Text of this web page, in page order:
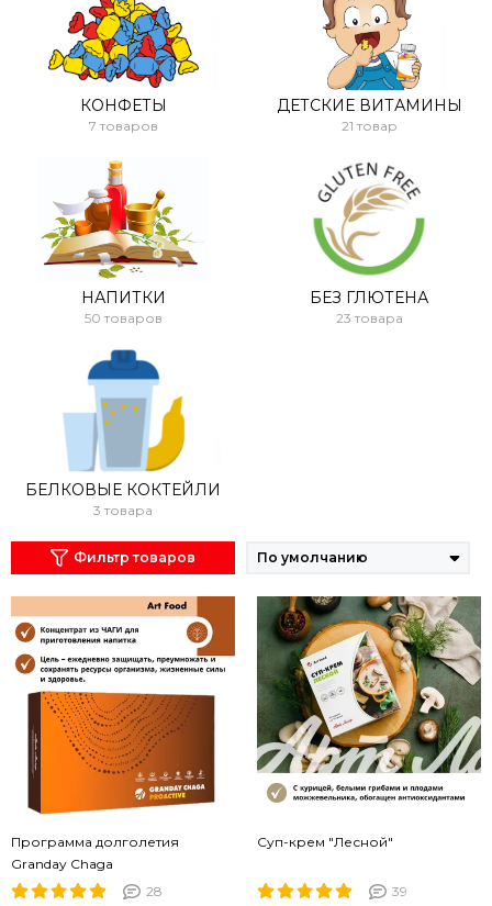
КОНФЕТЫ
7 товаров
ДЕТСКИЕ ВИТАМИНЫ
21 товар
НАПИТКИ
50 товаров
БЕЗ ГЛЮТЕНА
23 товара
БЕЛКОВЫЕ КОКТЕЙЛИ
3 товара
Фильтр товаров
Программа долголетия
Granday Chaga
28
Суп-крем "Лесной"
39